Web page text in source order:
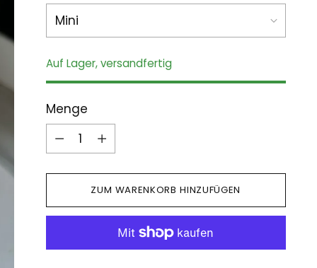
Auf Lager, versandfertig
Menge
Menge
ZUM WARENKORB HINZUFÜGEN